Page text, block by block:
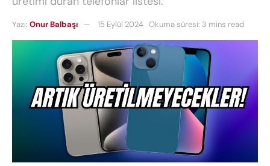
Yazı: Onur Balbaşı 15 Eylül 2024 Okuma süresi: 3 mins read